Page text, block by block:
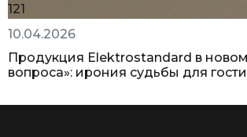
121
10.04.2026
Продукция Elektrostandard в
вопроса»: ирония судьбы для